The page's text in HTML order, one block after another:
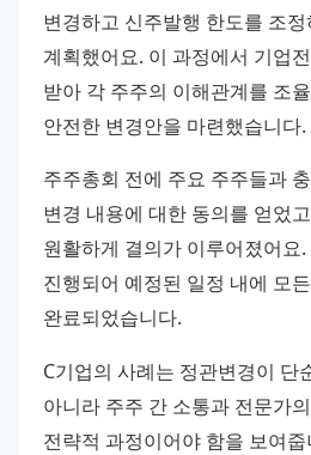
변경하고 신주발행 한도를 조
계획했어요. 이 과정에서 기업
받아 각 주주의 이해관계를 조
안전한 변경안을 마련했습니다.
주주총회 전에 주요 주주들과
변경 내용에 대한 동의를 얻었
원활하게 결의가 이루어졌어요
진행되어 예정된 일정 내에 모
완료되었습니다.
C기업의 사례는 정관변경이 단
아니라 주주 간 소통과 전문가
전략적 과정이어야 함을 보여줍